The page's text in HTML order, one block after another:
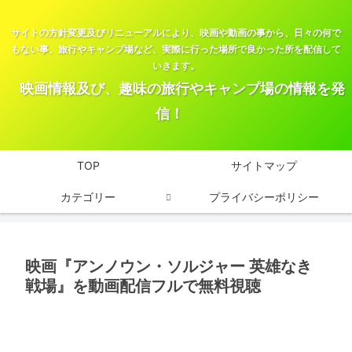
サイトの方針変更及びリニューアルにより、映画や動画の事から、日々の何で
もない事、旅行やキャンプ場など、実際に行った場所で良かった所を配信して
いきます。
映画情報及び、趣味の旅行やキャンプ場の情報を発
信！
TOP サイトマップ
カテゴリー プライバシーポリシー
映画『アンノウン・ソルジャー 英雄なき
戦場』を動画配信フルで無料視聴